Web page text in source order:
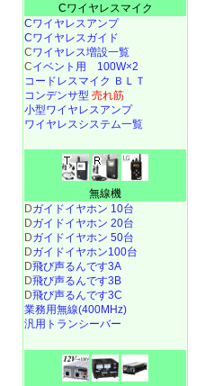
Cワイヤレスマイク
Cワイヤレスアンプ
Cワイヤレスガイド
Cワイヤレス増設一覧
Cイベント用 100W×2
コードレスマイク ＢＬＴ
コンデンサ型 売れ筋
小型ワイヤレスアンプ
ワイヤレスシステム一覧
無線機
Dガイドイヤホン 10台
Dガイドイヤホン 20台
Dガイドイヤホン 50台
Dガイドイヤホン100台
D飛び声るんです3A
D飛び声るんです3B
D飛び声るんです3C
業務用無線(400MHz)
汎用トランシーバー